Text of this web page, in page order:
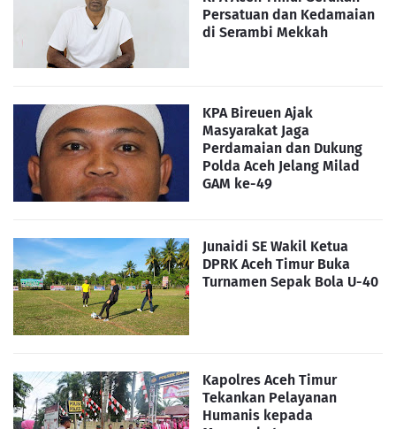
Persatuan dan Kedamaian
di Serambi Mekkah
KPA Bireuen Ajak
Masyarakat Jaga
Perdamaian dan Dukung
Polda Aceh Jelang Milad
GAM ke-49
Junaidi SE Wakil Ketua
DPRK Aceh Timur Buka
Turnamen Sepak Bola U-40
Kapolres Aceh Timur
Tekankan Pelayanan
Humanis kepada